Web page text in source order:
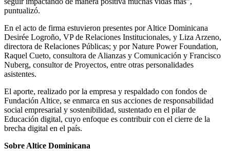
puntualizó.
En el acto de firma estuvieron presentes por Altice Dominicana
Desirée Logroño, VP de Relaciones Institucionales, y Liza Arzeno,
directora de Relaciones Públicas; y por Nature Power Foundation,
Raquel Cueto, consultora de Alianzas y Comunicación y Francisco
Nuberg, consultor de Proyectos, entre otras personalidades
asistentes.
El aporte, realizado por la empresa y respaldado con fondos de
Fundación Altice, se enmarca en sus acciones de responsabilidad
social empresarial y sostenibilidad, sustentado en el pilar de
Educación digital, cuyo enfoque es contribuir con el cierre de la
brecha digital en el país.
Sobre Altice Dominicana